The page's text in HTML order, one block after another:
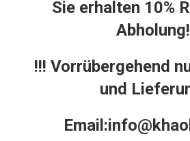
Bestellen
Sie erhalten 10%
Abholung!
!!! Vorrübergehend
und